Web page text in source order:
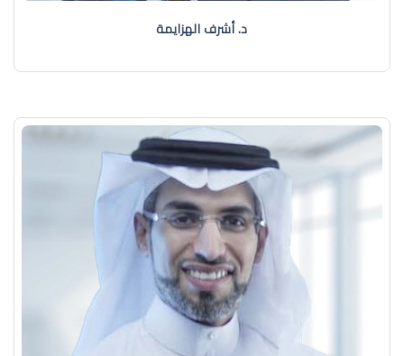
د. أشرف الهزايمة